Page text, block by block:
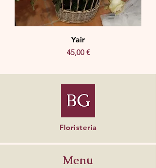
Yair
Precio
45,00 €
Floristeria
Menu